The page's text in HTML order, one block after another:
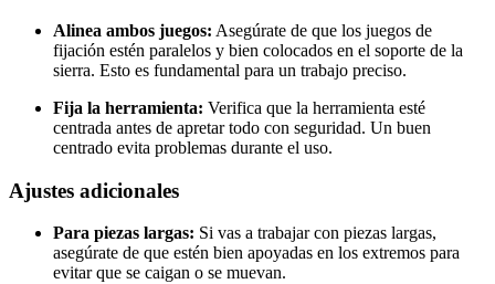
Alinea ambos juegos: Asegúrate de que los juegos de
fijación estén paralelos y bien colocados en el soporte de la
sierra. Esto es fundamental para un trabajo preciso.
Fija la herramienta: Verifica que la herramienta esté
centrada antes de apretar todo con seguridad. Un buen
centrado evita problemas durante el uso.
Ajustes adicionales
Para piezas largas: Si vas a trabajar con piezas largas,
asegúrate de que estén bien apoyadas en los extremos para
evitar que se caigan o se muevan.